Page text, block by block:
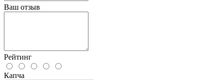
Ваш отзыв
Рейтинг
Капча